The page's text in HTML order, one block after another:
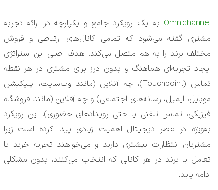
Omnichannelبه یک رویکرد جامع و یکپارچه در ارائه تجربه
مشتری گفته می‌شود که تمامی کانال‌های ارتباطی و فروش
مختلف برند را به هم متصل می‌کند. هدف اصلی این استراتژی
ایجاد تجربه‌ای هماهنگ و بدون درز برای مشتری در هر نقطه
تماس (Touchpoint)، چه آنلاین (مانند وب‌سایت، اپلیکیشن
موبایل، ایمیل، رسانه‌های اجتماعی) و چه آفلاین (مانند فروشگاه
فیزیکی، تماس تلفنی یا حتی رویدادهای حضوری). این رویکرد
به‌ویژه در عصر دیجیتال اهمیت زیادی پیدا کرده است زیرا
مشتریان انتظارات بیشتری دارند و می‌خواهند تجربه خرید یا
تعامل با برند در هر کانالی که انتخاب می‌کنند، بدون مشکلی
ادامه یابد.